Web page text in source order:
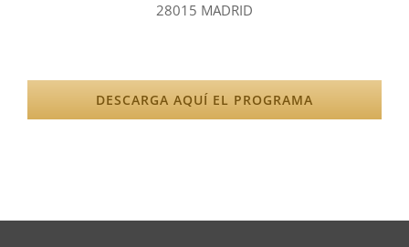
28015 MADRID
DESCARGA AQUÍ EL PROGRAMA